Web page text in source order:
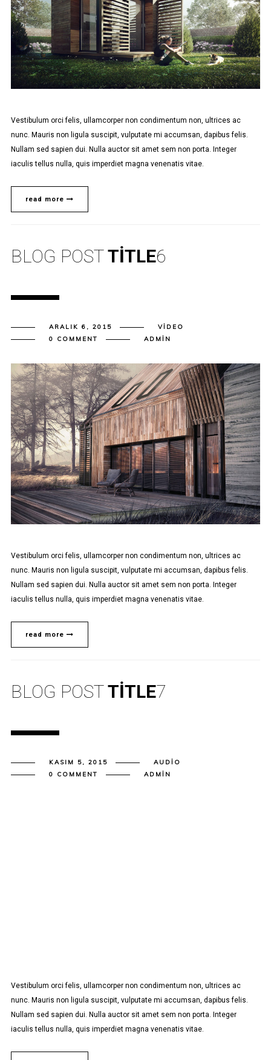
Vestibulum orci felis, ullamcorper non condimentum non, ultrices ac
nunc. Mauris non ligula suscipit, vulputate mi accumsan, dapibus felis.
Nullam sed sapien dui. Nulla auctor sit amet sem non porta. Integer
iaculis tellus nulla, quis imperdiet magna venenatis vitae.
read more
BLOG POSTTITLE6
ARALIK 6, 2015
VIDEO
0 COMMENT
ADMIN
Vestibulum orci felis, ullamcorper non condimentum non, ultrices ac
nunc. Mauris non ligula suscipit, vulputate mi accumsan, dapibus felis.
Nullam sed sapien dui. Nulla auctor sit amet sem non porta. Integer
iaculis tellus nulla, quis imperdiet magna venenatis vitae.
read more
BLOG POSTTITLE7
KASIM 5, 2015
AUDIO
0 COMMENT
ADMIN
Vestibulum orci felis, ullamcorper non condimentum non, ultrices ac
nunc. Mauris non ligula suscipit, vulputate mi accumsan, dapibus felis.
Nullam sed sapien dui. Nulla auctor sit amet sem non porta. Integer
iaculis tellus nulla, quis imperdiet magna venenatis vitae.